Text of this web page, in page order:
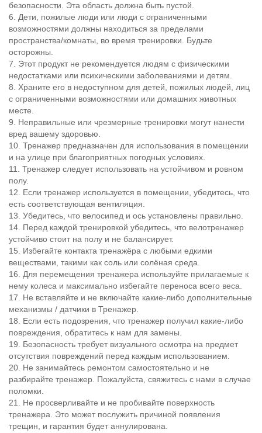
безопасности. Эта область должна быть пустой.
6. Дети, пожилые люди или люди с ограниченными
возможностями должны находиться за пределами
пространства/комнаты, во время тренировки. Будьте
осторожны.
7. Этот продукт не рекомендуется людям с физическими
недостатками или психическими заболеваниями и детям.
8. Храните его в недоступном для детей, пожилых людей, лиц
с ограниченными возможностями или домашних животных
месте.
9. Неправильные или чрезмерные тренировки могут нанести
вред вашему здоровью.
10. Тренажер предназначен для использования в помещении
и на улице при благоприятных погодных условиях.
11. Тренажер следует использовать на устойчивом и ровном
полу.
12. Если тренажер используется в помещении, убедитесь, что
есть соответствующая вентиляция.
13. Убедитесь, что велосипед и ось установлены правильно.
14. Перед каждой тренировкой убедитесь, что велотренажер
устойчиво стоит на полу и не балансирует.
15. Избегайте контакта тренажёра с любыми едкими
веществами, такими как соль или солёная среда.
16. Для перемещения тренажера используйте прилагаемые к
нему колеса и максимально избегайте переноса всего веса.
17. Не вставляйте и не включайте какие-либо дополнительные
механизмы / датчики в Тренажер.
18. Если есть подозрения, что тренажер получил какие-либо
повреждения, обратитесь к нам для замены.
19. Безопасность требует визуального осмотра на предмет
отсутствия повреждений перед каждым использованием.
20. Не занимайтесь ремонтом самостоятельно и не
разбирайте тренажер. Пожалуйста, свяжитесь с нами в случае
поломки.
21. Не просверливайте и не пробивайте поверхность
тренажера. Это может послужить причиной появления
трещин, и гарантия будет аннулирована.